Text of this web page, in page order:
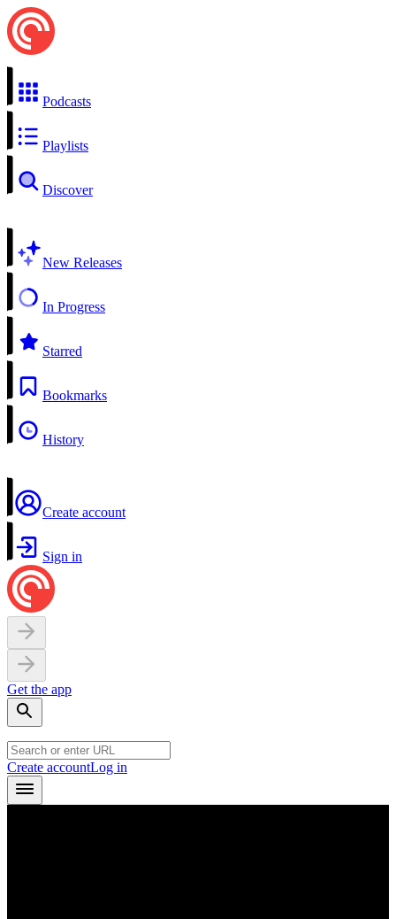
Podcasts
Playlists
Discover
New Releases
In Progress
Starred
Bookmarks
History
Create account
Sign in
Get the app
Create accountLog in